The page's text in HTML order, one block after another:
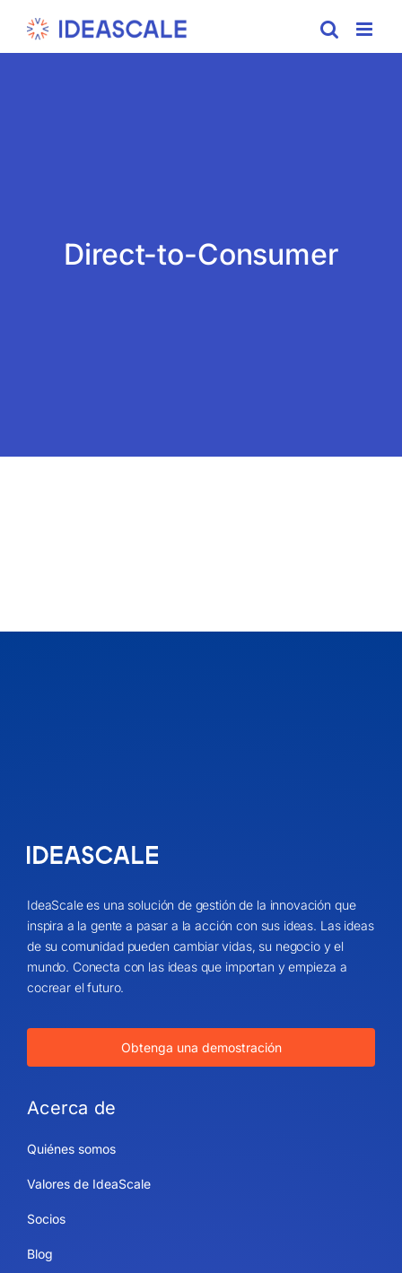
Direct-to-Consumer
IdeaScale es una solución de gestión de la innovación que
inspira a la gente a pasar a la acción con sus ideas. Las ideas
de su comunidad pueden cambiar vidas, su negocio y el
mundo. Conecta con las ideas que importan y empieza a
cocrear el futuro.
Obtenga una demostración
Acerca de
Quiénes somos
Valores de IdeaScale
Socios
Blog